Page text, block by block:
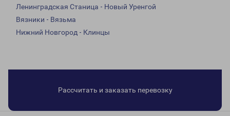
Ленинградская Станица - Новый Уренгой
Вязники - Вязьма
Нижний Новгород - Клинцы
Рассчитать и заказать перевозку